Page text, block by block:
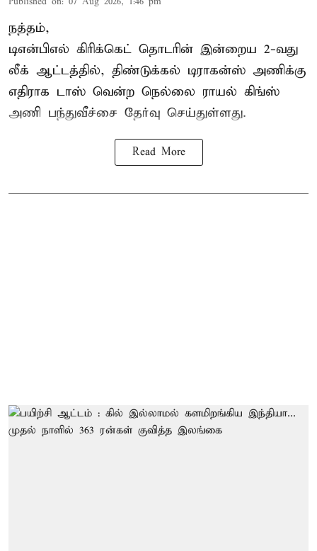
நத்தம்,
டிஎன்பிஎல் கிரிக்கெட் தொடரின் இன்றைய 2-வது
லீக் ஆட்டத்தில், திண்டுக்கல் டிராகன்ஸ் அணிக்கு
எதிராக டாஸ் வென்ற நெல்லை ராயல் கிங்ஸ்
அணி பந்துவீச்சை தேர்வு செய்துள்ளது.
Read More